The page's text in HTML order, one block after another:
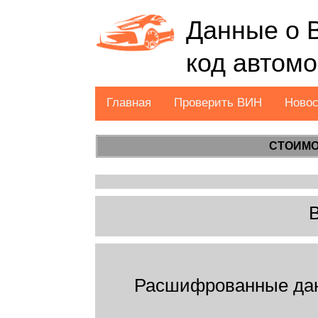
Данные о
код
Главная Проверить ВИН
Расшифрованные